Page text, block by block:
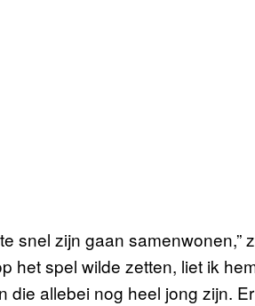
snel zijn gaan samenwonen,”
het spel wilde zetten, liet ik
die allebei nog heel jong zijn.